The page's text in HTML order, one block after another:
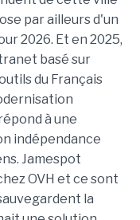
par ailleurs d'un
2026. Et en 2025,
basé sur
du Français
à une
indépendance
Jamespot
OVH et ce sont
la